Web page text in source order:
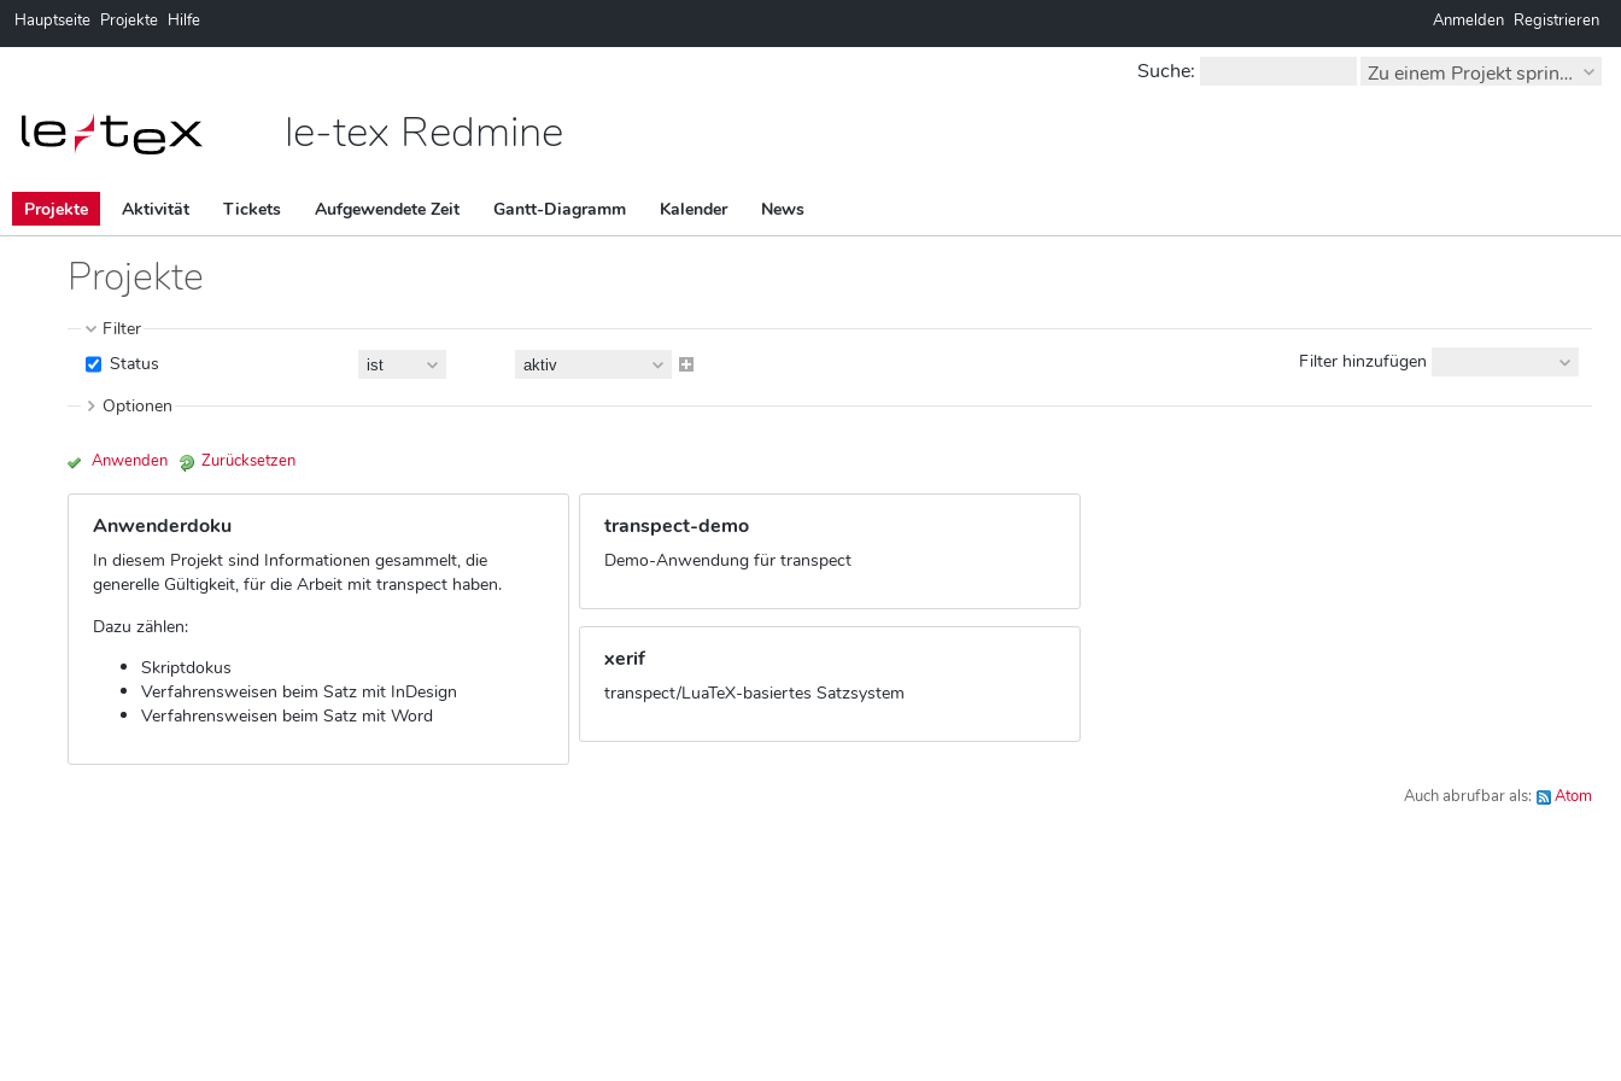
Anmelden Registrieren
Hauptseite Projekte Hilfe
Suche: Zu einem Projekt springen...
le-tex Redmine
Projekte Aktivität Tickets Aufgewendete Zeit Gantt-Diagramm Kalender News
Projekte
Filter
Status
Filter hinzufügen
Optionen
Anwenden Zurücksetzen
Anwenderdoku
In diesem Projekt sind Informationen gesammelt, die
generelle Gültigkeit, für die Arbeit mit transpect haben.
Dazu zählen:
Skriptdokus
Verfahrensweisen beim Satz mit InDesign
Verfahrensweisen beim Satz mit Word
transpect-demo
Demo-Anwendung für transpect
xerif
transpect/LuaTeX-basiertes Satzsystem
Auch abrufbar als: Atom